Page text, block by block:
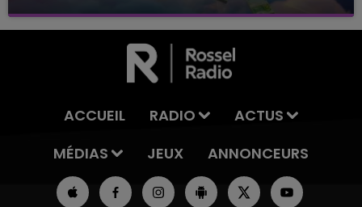
avec La Famille Champagne FM, à 8H10
ACCUEIL RADIO
ACTUS
MÉDIAS
JEUX ANNONCEURS